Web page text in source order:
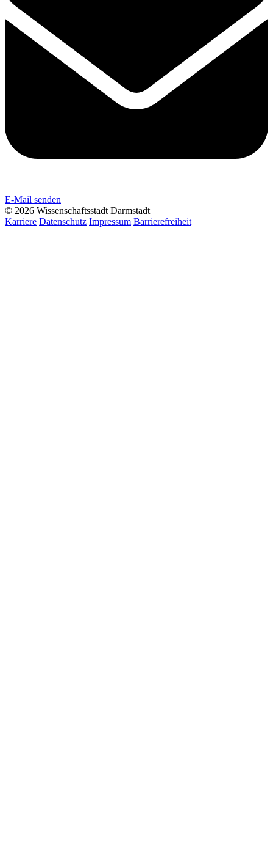
E-Mail senden
© 2026 Wissenschaftsstadt Darmstadt
Karriere Datenschutz Impressum Barrierefreiheit